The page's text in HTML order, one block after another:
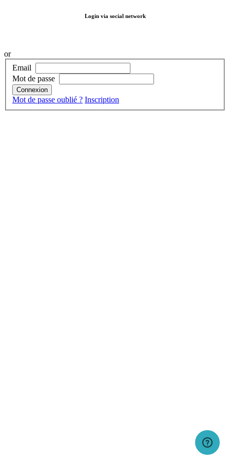
Login via social network
or
Email
Mot de passe
Connexion
Mot de passe oublié ? Inscription